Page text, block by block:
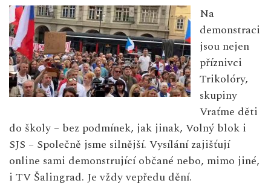
Na
demonstraci
jsou nejen
příznivci
Trikolóry,
skupiny
Vraťme děti
do školy – bez podmínek, jak jinak, Volný blok i
SJS – Společně jsme silnější. Vysílání zajišťují
online sami demonstrující občané nebo, mimo jiné,
i TV Šalingrad. Je vždy vepředu dění.